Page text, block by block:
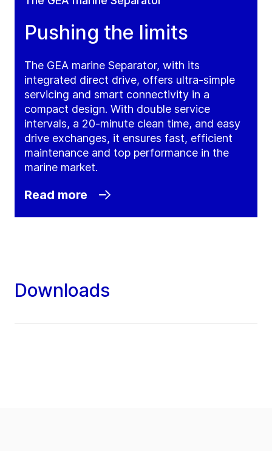
Pushing the limits
The GEA marine Separator, with its
integrated direct drive, offers ultra-simple
servicing and smart connectivity in a
compact design. With double service
intervals, a 20-minute clean time, and easy
drive exchanges, it ensures fast, efficient
maintenance and top performance in the
marine market.
Read more
Downloads